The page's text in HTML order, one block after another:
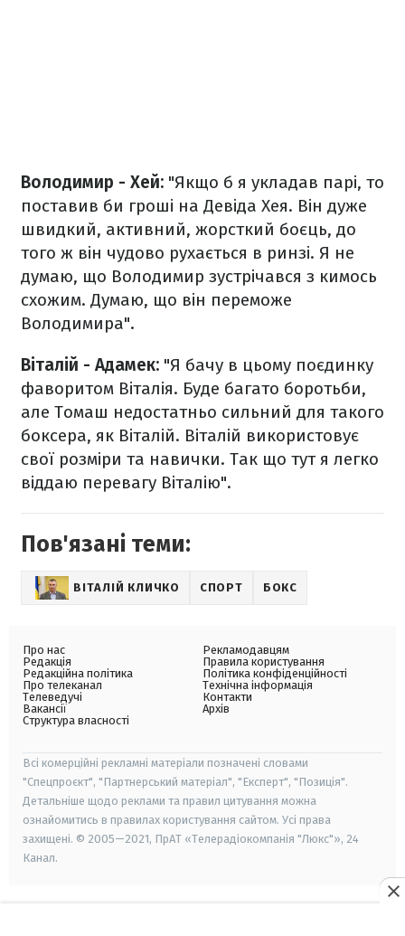
Володимир - Хей: "Якщо б я укладав парі, то
поставив би гроші на Девіда Хея. Він дуже
швидкий, активний, жорсткий боєць, до
того ж він чудово рухається в ринзі. Я не
думаю, що Володимир зустрічався з кимось
схожим. Думаю, що він переможе
Володимира".
Віталій - Адамек: "Я бачу в цьому поєдинку
фаворитом Віталія. Буде багато боротьби,
але Томаш недостатньо сильний для такого
боксера, як Віталій. Віталій використовує
свої розміри та навички. Так що тут я легко
віддаю перевагу Віталію".
Пов'язані теми:
ВІТАЛІЙ КЛИЧКО СПОРТ БОКС
Про нас
Редакція
Редакційна політика
Про телеканал
Телеведучі
Вакансії
Структура власності
Рекламодавцям
Правила користування
Політика конфіденційності
Технічна інформація
Контакти
Архів
Всі комерційні рекламні матеріали позначені словами
"Спецпроєкт", "Партнерський матеріал", "Експерт", "Позиція".
Детальніше щодо реклами та правил цитування можна
ознайомитись в правилах користування сайтом. Усі права
захищені. © 2005—2021, ПрАТ «Телерадіокомпанія "Люкс"», 24
Канал.